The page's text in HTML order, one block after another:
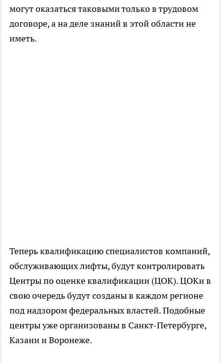
могут оказаться таковыми только в трудовом
договоре, а на деле знаний в этой области не
иметь.
Теперь квалификацию специалистов компаний,
обслуживающих лифты, будут контролировать
Центры по оценке квалификации (ЦОК). ЦОКи в
свою очередь будут созданы в каждом регионе
под надзором федеральных властей. Подобные
центры уже организованы в Санкт-Петербурге,
Казани и Воронеже.